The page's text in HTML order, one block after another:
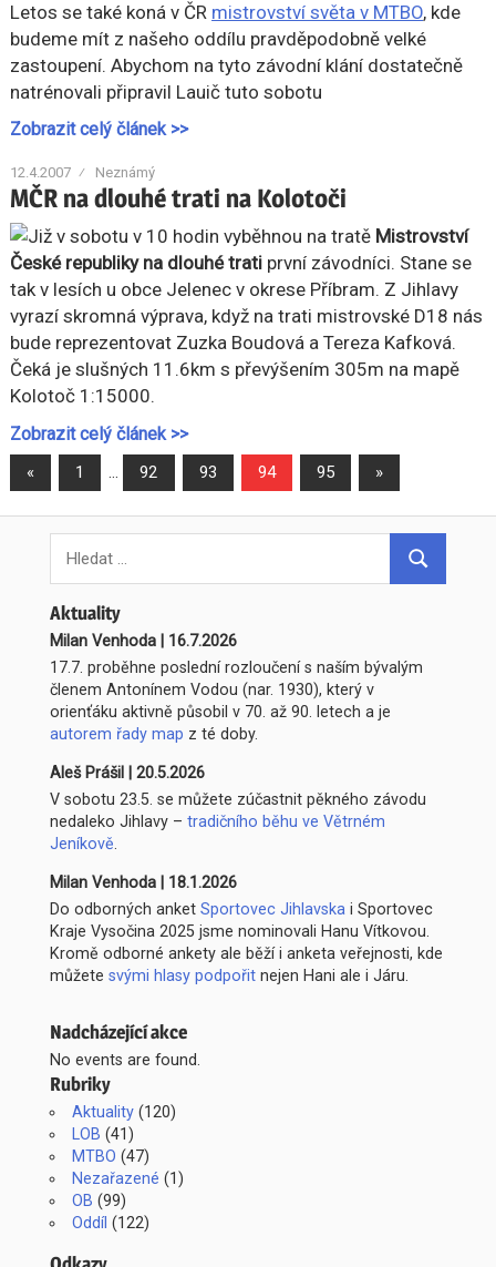
Letos se také koná v ČR mistrovství světa v MTBO, kde
budeme mít z našeho oddílu pravděpodobně velké
zastoupení. Abychom na tyto závodní klání dostatečně
natrénovali připravil Lauič tuto sobotu
Zobrazit celý článek >>
12.4.2007 Neznámý
MČR na dlouhé trati na Kolotoči
Již v sobotu v 10 hodin vyběhnou na tratě Mistrovství
České republiky na dlouhé trati první závodníci. Stane se
tak v lesích u obce Jelenec v okrese Příbram. Z Jihlavy
vyrazí skromná výprava, když na trati mistrovské D18 nás
bude reprezentovat Zuzka Boudová a Tereza Kafková.
Čeká je slušných 11.6km s převýšením 305m na mapě
Kolotoč 1:15000.
Zobrazit celý článek >>
Stránkování
příspěvků
«Previous
Posts
1 … 92 93 94 95
Next
Posts
»
for:
Hledat
Aktuality
Milan Venhoda
16.7.2026
17.7. proběhne poslední rozloučení s naším bývalým
členem Antonínem Vodou (nar. 1930), který v
orienťáku aktivně působil v 70. až 90. letech a je
autorem řady map z té doby.
Aleš Prášil |20.5.2026
V sobotu 23.5. se můžete zúčastnit pěkného závodu
nedaleko Jihlavy –tradičního běhu ve Větrném
Jeníkově
Milan Venhoda
18.1.2026
Do odborných anketSportovec Jihlavska i Sportovec
Kraje Vysočina 2025 jsme nominovali Hanu Vítkovou.
Kromě odborné ankety ale běží i anketa veřejnosti, kde
můžetesvými hlasy podpořit nejen Hani ale i Járu.
Nadcházející akce
No events are found.
Rubriky
Aktuality(120)
LOB (41)
MTBO (47)
Nezařazené (1)
OB (99)
Oddíl (122)